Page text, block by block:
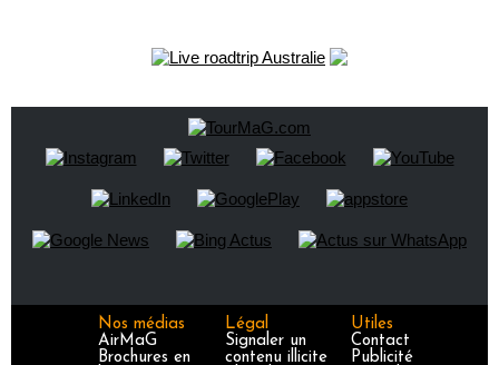
Nos médias
AirMaG
Brochures en
Légal
Signaler un
contenu illicite
Utiles
Contact
Publicité